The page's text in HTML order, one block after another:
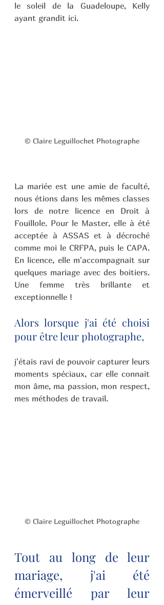
le soleil de la Guadeloupe, Kelly
ayant grandit ici.
© Claire Leguillochet Photographe
La mariée est une amie de faculté,
nous étions dans les mêmes classes
lors de notre licence en Droit à
Fouillole. Pour le Master, elle à été
acceptée à ASSAS et à décroché
comme moi le CRFPA, puis le CAPA.
En licence, elle m'accompagnait sur
quelques mariage avec des boitiers.
Une femme très brillante et
exceptionnelle !
Alors lorsque j'ai été choisi
pour être leur photographe,
j'étais ravi de pouvoir capturer leurs
moments spéciaux, car elle connait
mon âme, ma passion, mon respect,
mes méthodes de travail.
© Claire Leguillochet Photographe
Tout au long de leur
mariage, j'ai été
émerveillé par leur